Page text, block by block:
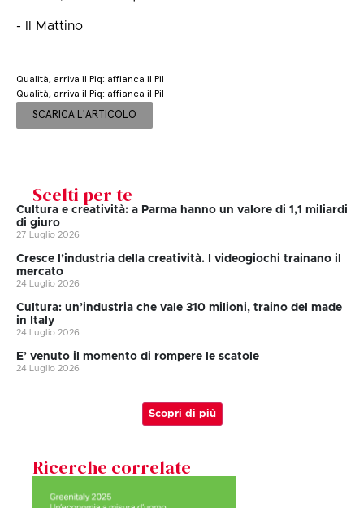
- Il Mattino
Qualità, arriva il Piq: affianca il Pil
Qualità, arriva il Piq: affianca il Pil
SCARICA L'ARTICOLO
Scelti per te
Cultura e creatività: a Parma hanno un valore di 1,1 miliardi
di giuro
27 Luglio 2026
Cresce l’industria della creatività. I videogiochi trainano il
mercato
24 Luglio 2026
Cultura: un’industria che vale 310 milioni, traino del made
in Italy
24 Luglio 2026
E’ venuto il momento di rompere le scatole
24 Luglio 2026
Scopri di più
Ricerche correlate